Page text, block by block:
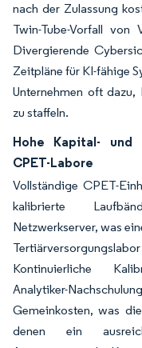
nach der Zulassung
Twin-Tube-Vorfall
Divergierende
Zeitpläne für KI-fähige
Unternehmen oft
zu staffeln.
Hohe Kapital- und
CPET-Labore
Vollständige CPET-
kalibrierte
Netzwerkserver, was
Kontinuierliche
Analytiker-
Gemeinkosten, was
denen ein